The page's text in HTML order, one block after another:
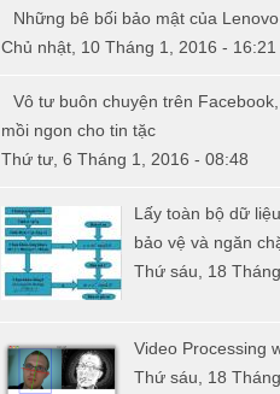
Những bê bối bảo mật của
Chủ nhật, 10 Tháng 1, 2016 - 16:21
Vô tư buôn chuyện trên
mồi ngon cho tin tặc
Thứ tư, 6 Tháng 1, 2016 - 08:48
Lấy toàn bộ dữ
bảo vệ và ngăn
Thứ sáu, 18
Video Processing
Thứ sáu, 18